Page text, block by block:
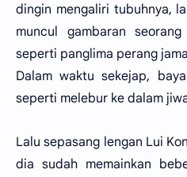
dingin mengaliri tubuhnya,
muncul gambaran
seperti panglima perang
Dalam waktu sekejap,
seperti melebur ke dalam
Lalu sepasang lengan Lui
dia sudah memainkan